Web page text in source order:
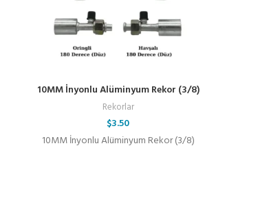
10MM İnyonlu Alüminyum Rekor (3/8)
Rekorlar
$3.50
10MM İnyonlu Alüminyum Rekor (3/8)